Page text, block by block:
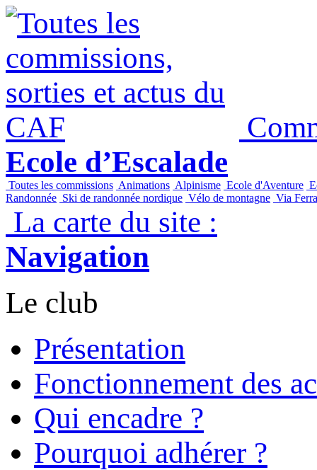
Ecole d’Escalade
Toutes les commissions Animations Alpinisme Ecole d'Aventure
Randonnée Ski de randonnée nordique Vélo de montagne Via
La carte du site :
Navigation
Le club
Présentation
Fonctionnement des
Qui encadre ?
Pourquoi adhérer ?